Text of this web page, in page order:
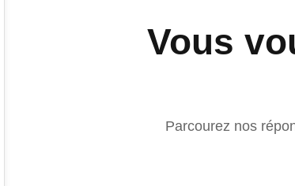
Vous
Parcourez nos